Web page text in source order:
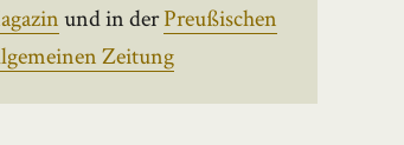
und in derPreußischen
Zeitung